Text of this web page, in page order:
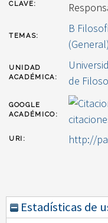
CLAVE:
TEMAS:
B
(General)
UNIDAD
ACADÉMICA:
de
GOOGLE
ACADÉMICO:
URI: http://
Estadísticas de